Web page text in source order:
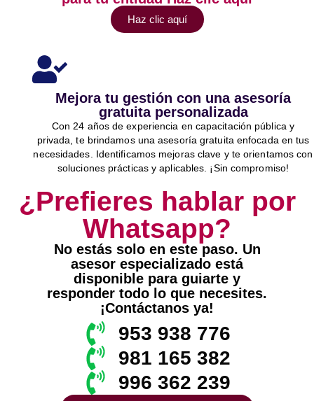
Haz clic aquí
Mejora tu gestión con una asesoría
gratuita personalizada
Con 24 años de experiencia en capacitación pública y
privada, te brindamos una asesoría gratuita enfocada en tus
necesidades. Identificamos mejoras clave y te orientamos con
soluciones prácticas y aplicables. ¡Sin compromiso!
¿Prefieres hablar por
Whatsapp?
No estás solo en este paso. Un
asesor especializado está
disponible para guiarte y
responder todo lo que necesites.
¡Contáctanos ya!
953 938 776
981 165 382
996 362 239